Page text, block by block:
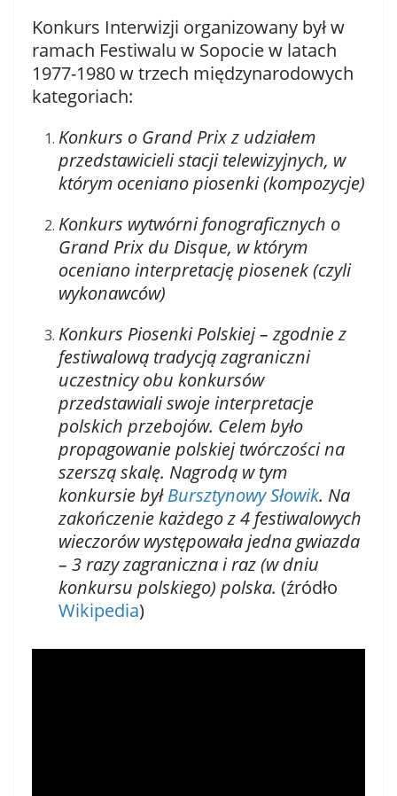
Konkurs Interwizji organizowany był w
ramach Festiwalu w Sopocie w latach
1977-1980 w trzech międzynarodowych
kategoriach:
Konkurs o Grand Prix z udziałem
przedstawicieli stacji telewizyjnych, w
którym oceniano piosenki (kompozycje)
Konkurs wytwórni fonograficznych o
Grand Prix du Disque, w którym
oceniano interpretację piosenek (czyli
wykonawców)
Konkurs Piosenki Polskiej – zgodnie z
festiwalową tradycją zagraniczni
uczestnicy obu konkursów
przedstawiali swoje interpretacje
polskich przebojów. Celem było
propagowanie polskiej twórczości na
szerszą skalę. Nagrodą w tym
konkursie byłBursztynowy Słowik. Na
zakończenie każdego z 4 festiwalowych
wieczorów występowała jedna gwiazda
– 3 razy zagraniczna i raz (w dniu
konkursu polskiego) polska. (źródło
Wikipedia)